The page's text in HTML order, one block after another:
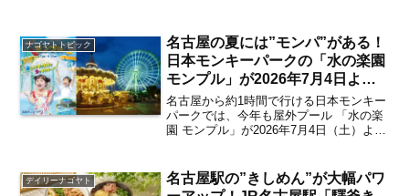
ナゴヤトトピック
名古屋の夏には”モンパ”がある！
日本モンキーパークの「水の楽園
モンプル」が2026年7月4日より
スタート 8・9月はすみっコぐら
しと踊れる「モンパの夜まつり」
も開催【犬山】
名古屋から約1時間で行ける日本モンキー
パークでは、今年も屋外プール 「水の楽
園 モンプル」が2026年7月4日（土）より
いよいよ始まります。また、8月・9月の
指定日には...
デイリーナゴヤト
名古屋駅の”きしめん”が大幅パワ